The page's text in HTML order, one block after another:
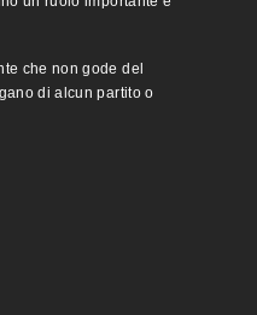
che non gode del
di alcun partito o